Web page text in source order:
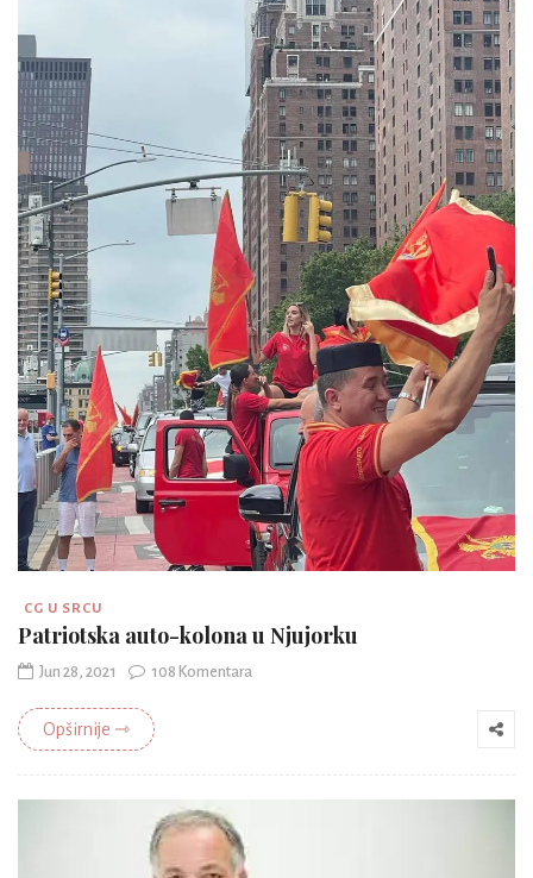
CG U SRCU
Patriotska auto-kolona u Njujorku
Jun 28, 2021 108 Komentara
Opširnije ⇾